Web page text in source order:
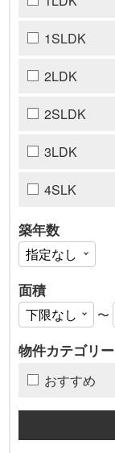
1SLDK
2LDK
2SLDK
3LDK
4SLK
築年数
面積
〜
物件カテゴリー
おすすめ